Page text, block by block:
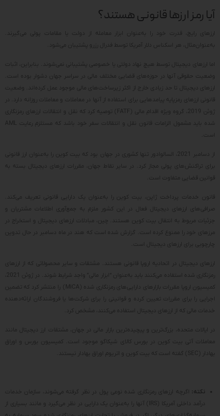
آیا رمز ارزها قانونی هستند؟
ارزهای رایج، قدرت خود را به‌عنوان ابزار معامله از دولت یا مقامات پولی می‌گیرند.
به‌عنوان‌مثال، هر اسکناس دلار آمریکا توسط فدرال رزرو پشتیبان می‌شود.
اما ارزهای دیجیتال توسط هیچ نهاد دولتی یا خصوصی پشتیبانی نمی‌شوند. بنابراین، اثبات
وضعیت حقوقی آنها در حوزه‌های قضایی مختلف مالی در سراسر جهان دشوار بوده است.
ارزهای دیجیتال تا حد زیادی خارج از اکثر زیرساخت‌های مالی موجود عمل کرده‌اند. وضعیت
قانونی ارزهای رمزپایه پیامدهایی برای استفاده از آنها در معاملات و معاملات روزانه دارد. در
ژوئن 2019، گروه ویژه اقدام مالی (FATF) توصیه کرد که نقل و انتقالات ارزهای رمزنگاری
شده باید مشمول الزامات قانون نقل و انتقالات سفر خود باشد که مستلزم رعایت AML
است.
از دسامبر 2021، السالوادور تنها کشوری در جهان بود که بیت کوین را به‌عنوان ارز قانونی
برای تراکنش‌های پولی مجاز کرد. در سایر نقاط جهان، مقررات ارزهای دیجیتال بسته به
قوانین قضایی متفاوت است.
قانون خدمات پرداخت ژاپن، بیت کوین را به‌عنوان یک دارایی قانونی تعریف می‌کند.
صرافی‌های ارزهای دیجیتال فعال در این کشور ملزم به جمع‌آوری اطلاعات مشتریان و
جزئیات مربوط به انتقال بیت کوین هستند. چین، مبادلات ارزهای دیجیتال و استخراج در
مرزهای خود را ممنوع کرده است. گزارش شده است که هند در ماه دسامبر در حال تدوین
چارچوبی برای ارزهای دیجیتال است.
ارزهای دیجیتال در اتحادیه اروپا قانونی هستند. مشتقات و سایر محصولاتی که از ارزهای
کمیسیون اروپا مقررات بازارهای دارایی‌های رمزنگاری شده (MiCA) را منتشر کرد که تضمین
اجرایی را برای مقررات تعیین کرده و قوانینی را برای شرکت‌ها یا فروشندگان ارائه‌دهنده
خدمات مالی که از ارزهای دیجیتال استفاده می‌کنند، مشخص کرد.
در ایالات متحده، بزرگ‌ترین و پیچیده‌ترین بازار مالی در جهان، مشتقات ارز دیجیتال مانند
معاملات آتی بیت کوین در بورس کالای شیکاگو موجود است. کمیسیون بورس و اوراق
بهادار (SEC) گفته است که بیت کوین و اتریوم اوراق بهادار نیستند.
نکته: اگرچه ارزهای رمزنگاری شده نوعی پول در نظر گرفته می‌شوند، سازمان خدمات
درآمد داخلی آمریکا (IRS) آنها را به‌عنوان یک دارایی در نظر می‌گیرد و مانند بسیاری از